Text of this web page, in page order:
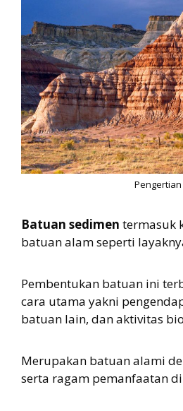
Pengertian
Batuan sedimen termasuk
batuan alam seperti
Pembentukan batuan ini
cara utama yakni
batuan lain, dan aktivitas
Merupakan batuan alami
serta ragam pemanfaatan